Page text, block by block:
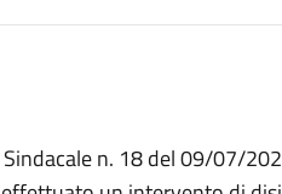
n. 18 del 09/07/